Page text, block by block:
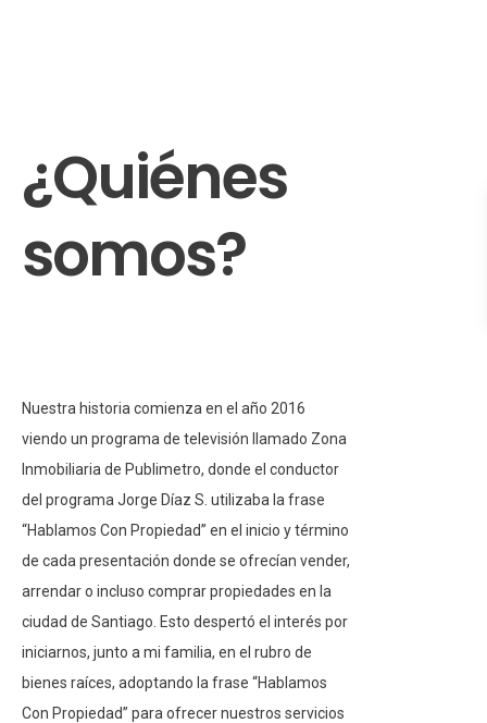
¿Quiénes
somos?
Nuestra historia comienza en el año 2016
viendo un programa de televisión llamado Zona
Inmobiliaria de Publimetro, donde el conductor
del programa Jorge Díaz S. utilizaba la frase
“Hablamos Con Propiedad” en el inicio y término
de cada presentación donde se ofrecían vender,
arrendar o incluso comprar propiedades en la
ciudad de Santiago. Esto despertó el interés por
iniciarnos, junto a mi familia, en el rubro de
bienes raíces, adoptando la frase “Hablamos
Con Propiedad” para ofrecer nuestros servicios